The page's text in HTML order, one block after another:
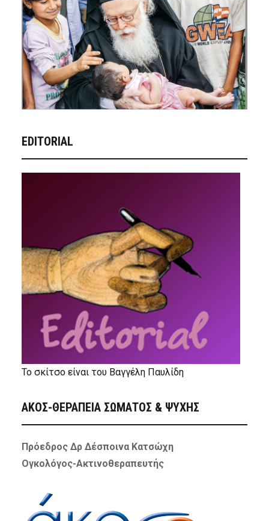
EDITORIAL
Το σκίτσο είναι του Βαγγέλη Παυλίδη
ΑΚΟΣ-ΘΕΡΑΠΕΙΑ ΣΩΜΑΤΟΣ & ΨΥΧΗΣ
Πρόεδρος Δρ Δέσποινα Κατσώχη
Ογκολόγος-Ακτινοθεραπευτής